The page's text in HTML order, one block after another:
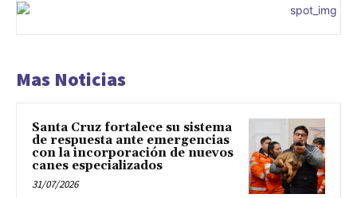
Mas Noticias
Santa Cruz fortalece su sistema
de respuesta ante emergencias
con la incorporación de nuevos
canes especializados
31/07/2026